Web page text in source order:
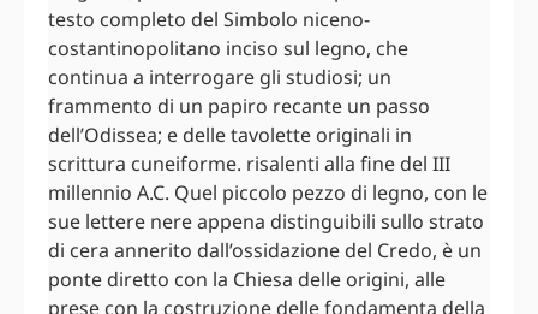
testo completo del Simbolo niceno-
costantinopolitano inciso sul legno, che
continua a interrogare gli studiosi; un
frammento di un papiro recante un passo
dell’Odissea; e delle tavolette originali in
scrittura cuneiforme. risalenti alla fine del III
millennio A.C. Quel piccolo pezzo di legno, con le
sue lettere nere appena distinguibili sullo strato
di cera annerito dall’ossidazione del Credo, è un
ponte diretto con la Chiesa delle origini, alle
prese con la costruzione delle fondamenta della